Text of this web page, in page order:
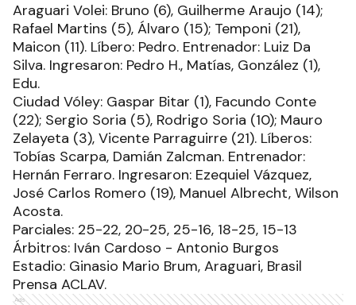
Araguari Volei: Bruno (6), Guilherme Araujo (14);
Rafael Martins (5), Álvaro (15); Temponi (21),
Maicon (11). Líbero: Pedro. Entrenador: Luiz Da
Silva. Ingresaron: Pedro H., Matías, González (1),
Edu.
Ciudad Vóley: Gaspar Bitar (1), Facundo Conte
(22); Sergio Soria (5), Rodrigo Soria (10); Mauro
Zelayeta (3), Vicente Parraguirre (21). Líberos:
Tobías Scarpa, Damián Zalcman. Entrenador:
Hernán Ferraro. Ingresaron: Ezequiel Vázquez,
José Carlos Romero (19), Manuel Albrecht, Wilson
Acosta.
Parciales: 25-22, 20-25, 25-16, 18-25, 15-13
Árbitros: Iván Cardoso - Antonio Burgos
Estadio: Ginasio Mario Brum, Araguari, Brasil
Prensa ACLAV.
Ads